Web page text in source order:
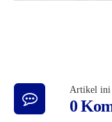
Artikel
0